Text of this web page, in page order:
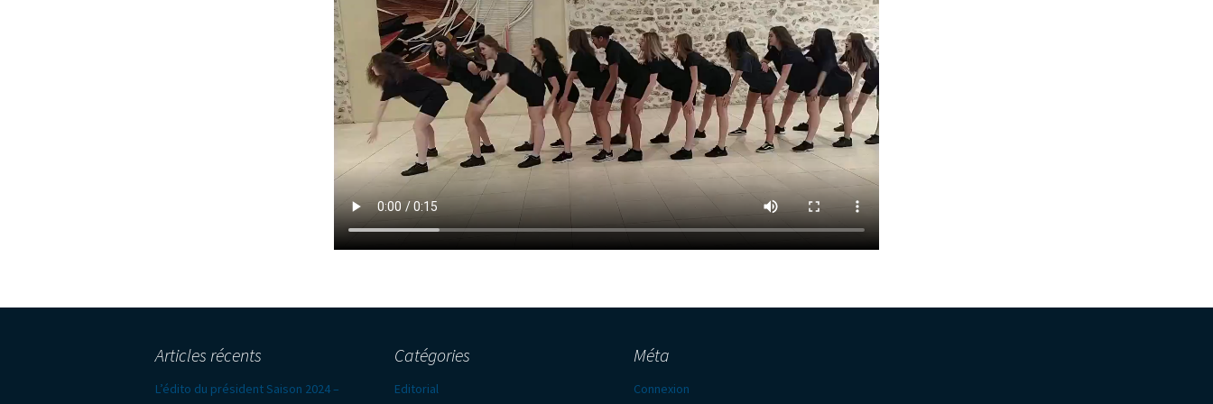
Articles récents
L’édito du président Saison 2024 –
Catégories
Editorial
Méta
Connexion